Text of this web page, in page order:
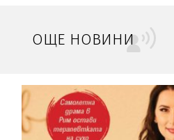
ОЩЕ НОВИНИ